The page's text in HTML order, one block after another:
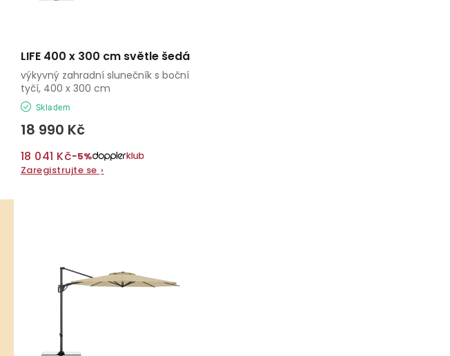
d
u
k
t
ů
LIFE 400 x 300 cm světle šedá
Skladem
18 990 Kč
18 041 Kč−5%
Zaregistrujte se ›
výkyvný zahradní slunečník s boční
tyčí, 400 x 300 cm